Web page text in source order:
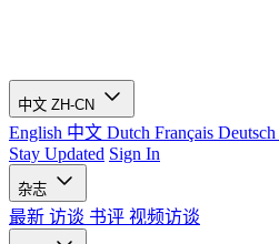
中文 ZH-CN
English 中文 Dutch Français Deutsch
Stay Updated Sign In
杂志
最新 访谈 书评 视频访谈